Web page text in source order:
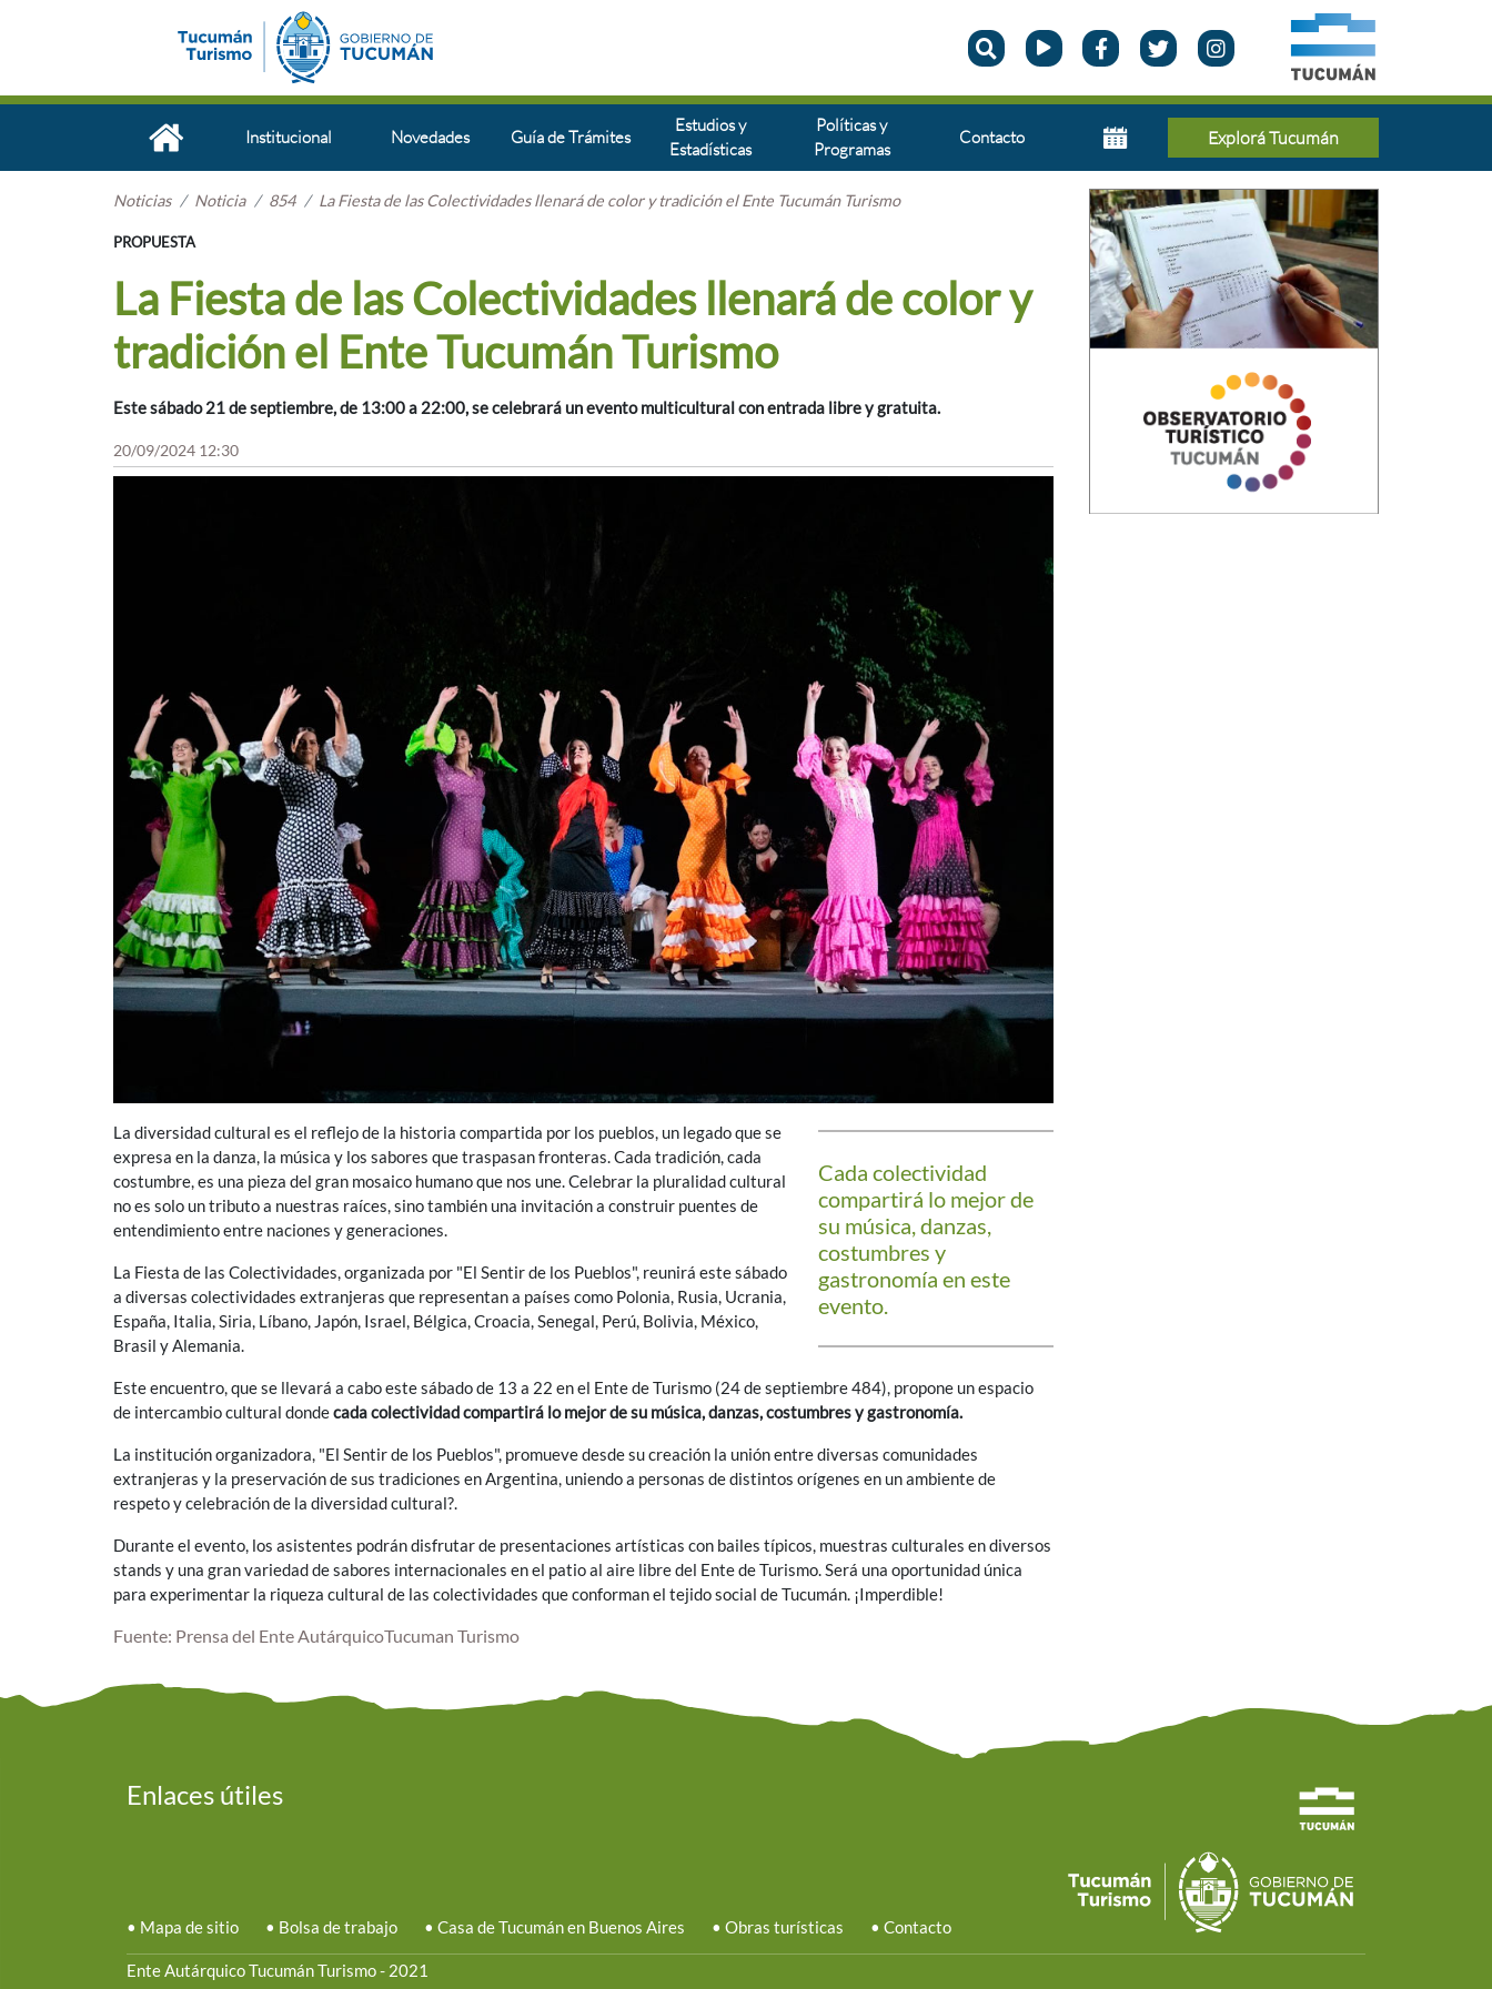
Institucional Novedades Guía de Trámites
Estudios y
Estadísticas
Políticas y
Programas
Contacto Explorá Tucumán
Noticias Noticia 854 La Fiesta de las Colectividades llenará de color y tradición el Ente Tucumán Turismo
PROPUESTA
La Fiesta de las Colectividades llenará de color y
tradición el Ente Tucumán Turismo
Este sábado 21 de septiembre, de 13:00 a 22:00, se celebrará un evento multicultural con entrada libre y gratuita.
20/09/2024 12:30
Cada colectividad
compartirá lo mejor de
su música, danzas,
costumbres y
gastronomía en este
evento.
La diversidad cultural es el reflejo de la historia compartida por los pueblos, un legado que se
expresa en la danza, la música y los sabores que traspasan fronteras. Cada tradición, cada
costumbre, es una pieza del gran mosaico humano que nos une. Celebrar la pluralidad cultural
no es solo un tributo a nuestras raíces, sino también una invitación a construir puentes de
entendimiento entre naciones y generaciones.
La Fiesta de las Colectividades, organizada por "El Sentir de los Pueblos", reunirá este sábado
a diversas colectividades extranjeras que representan a países como Polonia, Rusia, Ucrania,
España, Italia, Siria, Líbano, Japón, Israel, Bélgica, Croacia, Senegal, Perú, Bolivia, México,
Brasil y Alemania.
Este encuentro, que se llevará a cabo este sábado de 13 a 22 en el Ente de Turismo (24 de septiembre 484), propone un espacio
de intercambio cultural dondecada colectividad compartirá lo mejor de su música, danzas, costumbres y gastronomía.
La institución organizadora, "El Sentir de los Pueblos", promueve desde su creación la unión entre diversas comunidades
extranjeras y la preservación de sus tradiciones en Argentina, uniendo a personas de distintos orígenes en un ambiente de
respeto y celebración de la diversidad cultural?.
Durante el evento, los asistentes podrán disfrutar de presentaciones artísticas con bailes típicos, muestras culturales en diversos
stands y una gran variedad de sabores internacionales en el patio al aire libre del Ente de Turismo. Será una oportunidad única
para experimentar la riqueza cultural de las colectividades que conforman el tejido social de Tucumán. ¡Imperdible!
Fuente: Prensa del Ente AutárquicoTucuman Turismo
Enlaces útiles
• Mapa de sitio • Bolsa de trabajo • Casa de Tucumán en Buenos Aires • Obras turísticas • Contacto
Ente Autárquico Tucumán Turismo - 2021